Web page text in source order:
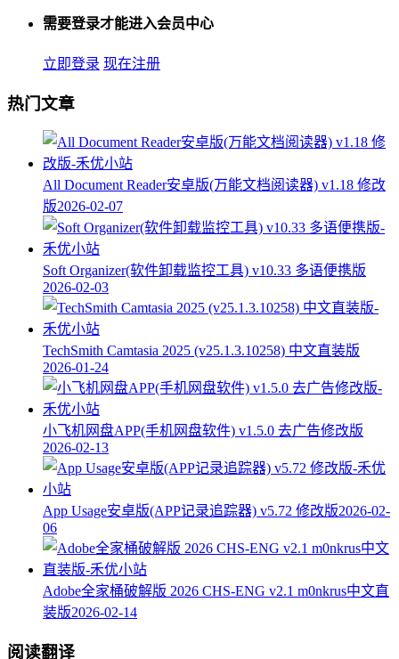
需要登录才能进入会员中心
立即登录 现在注册
热门文章
All Document Reader安卓版(万能文档阅读器) v1.18 修改
版2026-02-07
Soft Organizer(软件卸载监控工具) v10.33 多语便携版
2026-02-03
TechSmith Camtasia 2025 (v25.1.3.10258) 中文直装版
2026-01-24
小飞机网盘APP(手机网盘软件) v1.5.0 去广告修改版
2026-02-13
App Usage安卓版(APP记录追踪器) v5.72 修改版2026-02-
06
Adobe全家桶破解版 2026 CHS-ENG v2.1 m0nkrus中文直
装版2026-02-14
阅读翻译